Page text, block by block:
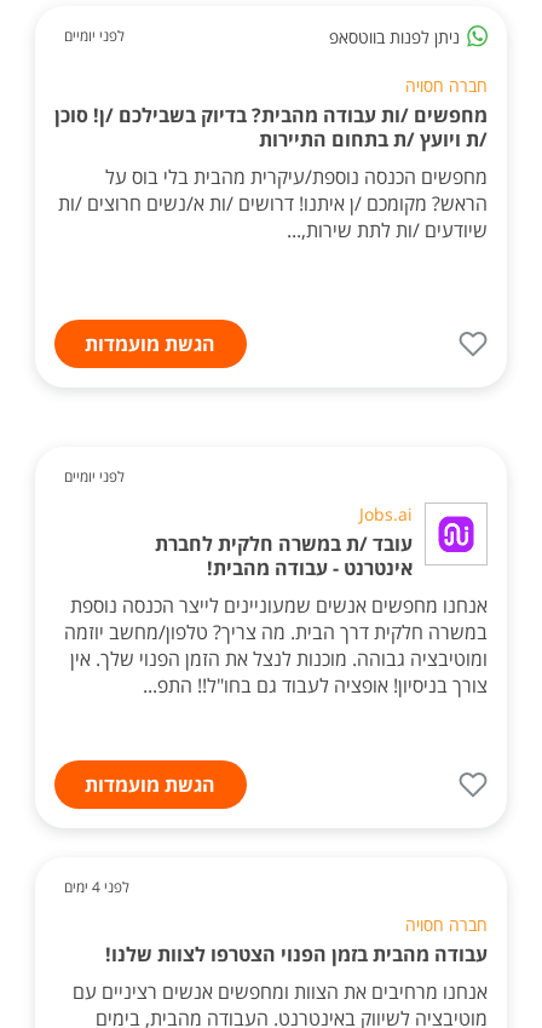
ניתן לפנות בווטסאפ לפני יומיים
חברה חסויה
מחפשים /ות עבודה מהבית? בדיוק בשבילכם /ן! סוכן
/ת ויועץ /ת בתחום התיירות
מחפשים הכנסה נוספת/עיקרית מהבית בלי בוס על
הראש? מקומכם /ן איתנו! דרושים /ות א/נשים חרוצים /ות
שיודעים /ות לתת שירות,...
הגשת מועמדות
לפני יומיים
Jobs.ai
עובד /ת במשרה חלקית לחברת
אינטרנט - עבודה מהבית!
אנחנו מחפשים אנשים שמעוניינים לייצר הכנסה נוספת
במשרה חלקית דרך הבית. מה צריך? טלפון/מחשב יוזמה
ומוטיבציה גבוהה. מוכנות לנצל את הזמן הפנוי שלך. אין
צורך בניסיון! אופציה לעבוד גם בחו"ל!! התפ...
הגשת מועמדות
לפני 4 ימים
חברה חסויה
עבודה מהבית בזמן הפנוי הצטרפו לצוות שלנו!
אנחנו מרחיבים את הצוות ומחפשים אנשים רציניים עם
מוטיבציה לשיווק באינטרנט. העבודה מהבית, בימים